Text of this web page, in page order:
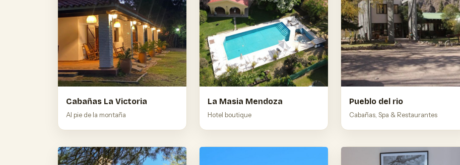
Cabañas La Victoria
Al pie de la montaña
La Masia Mendoza
Hotel boutique
Pueblo del rio
Cabañas, Spa & Restaurantes